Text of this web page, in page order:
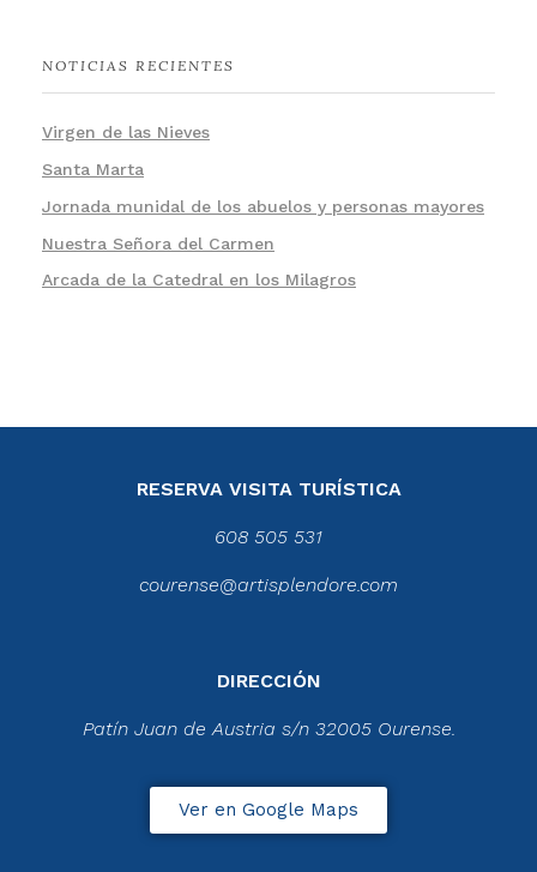
NOTICIAS RECIENTES
Virgen de las Nieves
Santa Marta
Jornada munidal de los abuelos y personas mayores
Nuestra Señora del Carmen
Arcada de la Catedral en los Milagros
RESERVA VISITA TURÍSTICA
608 505 531
courense@artisplendore.com
DIRECCIÓN
Patín Juan de Austria s/n 32005 Ourense.
Ver en Google Maps